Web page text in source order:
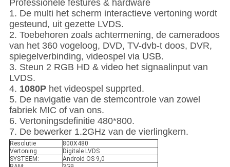
Professionele festures & hardware
1. De multi het scherm interactieve vertoning wordt
gesteund, uit gezette LVDS.
2. Toebehoren zoals achtermening, de cameradoos
van het 360 vogeloog, DVD, TV-dvb-t doos, DVR,
spiegelverbinding, videospel via USB.
3. Steun 2 RGB HD & video het signaalinput van
LVDS.
4. 1080Phet videospel supprted.
5. De navigatie van de stemcontrole van zowel
fabriek MIC of van ons.
6. Vertoningsdefinitie 480*800.
7. De bewerker 1.2GHz van de vierlingkern.
Resolutie
800X480
Vertoning
Digitale LVDS
SYSTEEM:
Android OS 9,0